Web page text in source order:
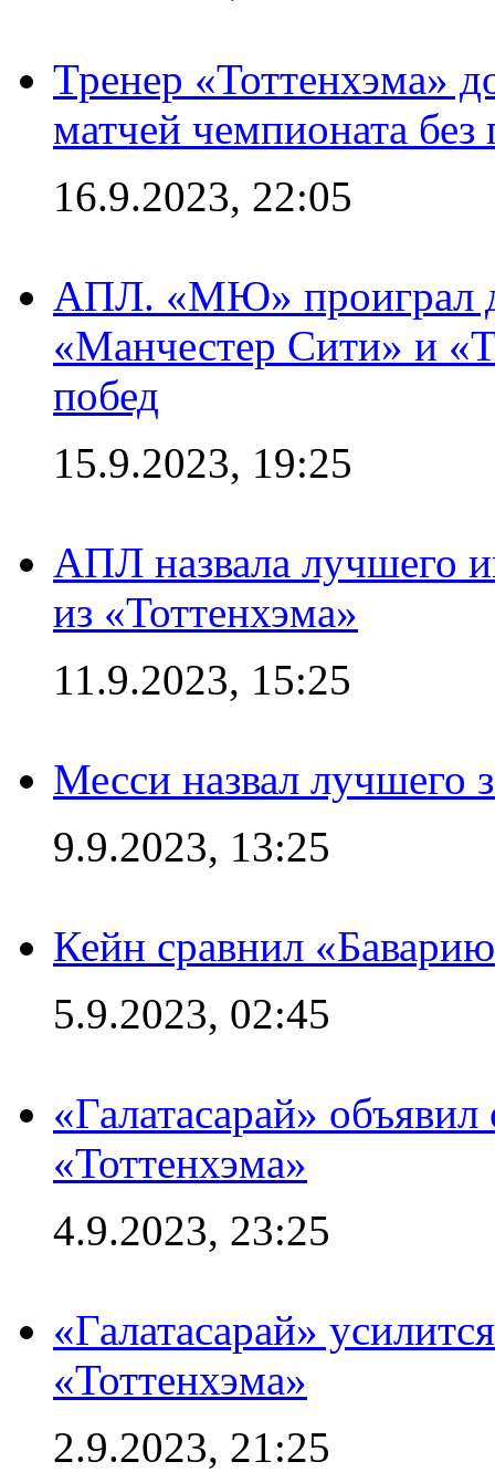
Тренер «Тоттенхэма»
матчей чемпионата
16.9.2023, 22:05
АПЛ. «МЮ» проиграл
«Манчестер Сити» и
побед
15.9.2023, 19:25
АПЛ назвала лучшего
из «Тоттенхэма»
11.9.2023, 15:25
Месси назвал лучшего
9.9.2023, 13:25
Кейн сравнил
5.9.2023, 02:45
«Галатасарай»
«Тоттенхэма»
4.9.2023, 23:25
«Галатасарай»
«Тоттенхэма»
2.9.2023, 21:25